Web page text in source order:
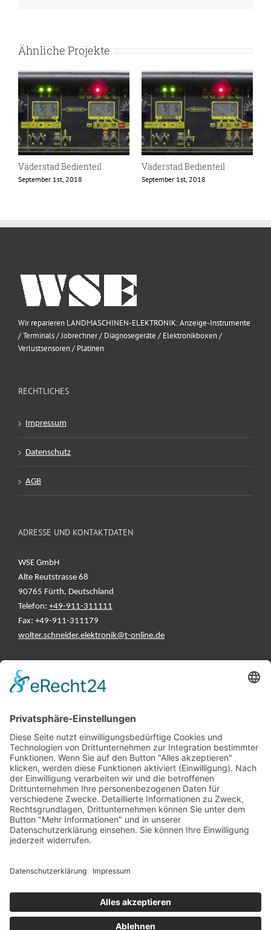
Ähnliche Projekte
Väderstad Bedienteil
September 1st, 2018
Väderstad Bedienteil
September 1st, 2018
Wir reparieren LANDMASCHINEN-ELEKTRONIK: Anzeige-Instrumente
/ Terminals / Jobrechner / Diagnosegeräte / Elektronikboxen /
Verlustsensoren / Platinen
RECHTLICHES
Impressum
Datenschutz
AGB
ADRESSE UND KONTAKTDATEN
WSE GmbH
Alte Reutstrasse 68
90765 Fürth, Deutschland
Telefon: +49-911-311111
Fax: +49-911-311179
wolter.schneider.elektronik@t-online.de
INFORMATIONEN
Hersteller
Fehlerliste
Impressum
Datenschutzerklärung